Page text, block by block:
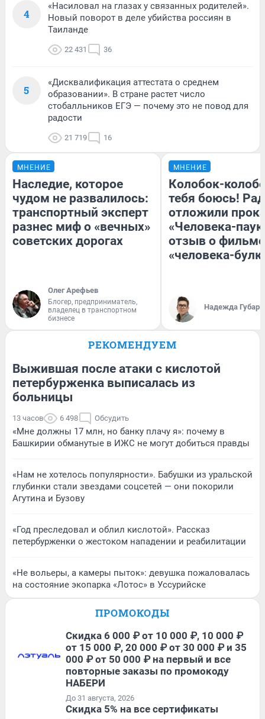
4
«Насиловал на глазах у связанных родителей».
Новый поворот в деле убийства россиян в
Таиланде
22 431 36
5
«Дисквалификация аттестата о среднем
образовании». В стране растет число
стобалльников ЕГЭ — почему это не повод для
радости
21 719 16
МНЕНИЕ
Наследие, которое
чудом не развалилось:
транспортный эксперт
разнес миф о «вечных»
советских дорогах
Олег Арефьев
Блогер, предприниматель,
владелец в транспортном
бизнесе
МНЕНИЕ
Колобок-
тебя боюсь!
отложили
«Человека-
отзыв о
«человека-
Надежда Губарь
РЕКОМЕНДУЕМ
Выжившая после атаки с кислотой
петербурженка выписалась из
больницы
13 часов 6 498 Обсудить
«Мне должны 17 млн, но банку плачу я»: почему в
Башкирии обманутые в ИЖС не могут добиться правды
«Нам не хотелось популярности». Бабушки из уральской
глубинки стали звездами соцсетей — они покорили
Агутина и Бузову
«Год преследовал и облил кислотой». Рассказ
петербурженки о жестоком нападении и реабилитации
«Не вольеры, а камеры пыток»: девушка пожаловалась
на состояние экопарка «Лотос» в Уссурийске
ПРОМОКОДЫ
Скидка 6 000 ₽ от 10 000 ₽, 10 000 ₽
от 15 000 ₽, 20 000 ₽ от 30 000 ₽ и 35
000 ₽ от 50 000 ₽ на первый и все
повторные заказы по промокоду
НАБЕРИ
До 31 августа, 2026
Скидка 5% на все сертификаты